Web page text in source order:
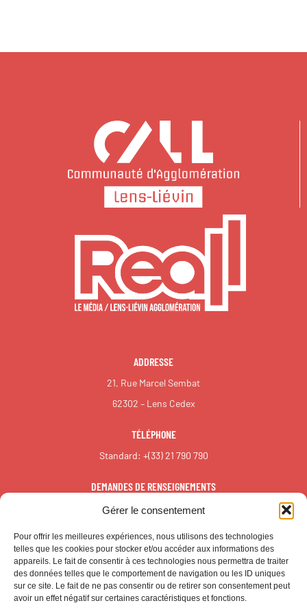
Gérer le consentement
Pour offrir les meilleures expériences, nous utilisons des technologies
telles que les cookies pour stocker et/ou accéder aux informations des
appareils. Le fait de consentir à ces technologies nous permettra de traiter
des données telles que le comportement de navigation ou les ID uniques
sur ce site. Le fait de ne pas consentir ou de retirer son consentement peut
avoir un effet négatif sur certaines caractéristiques et fonctions.
ADDRESSE
21, Rue Marcel Sembat
62302 – Lens Cedex
TÉLÉPHONE
Standard: +(33) 21 790 790
DEMANDES DE RENSEIGNEMENTS
redaction@reall.info